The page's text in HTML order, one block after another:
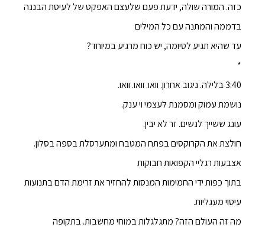
כזה. המורה שולה, ידעת פעם שלעצם האפקט של לעיסת הבננה
בדממה והמתנה עם כל המילים
עד שהיא תגיע לסיומה, יש כוח מרגיע במיוחד?
*
3:40 בלילה. ניגוב אחרון. וואו. וואו. וואו.
נושמת עמוק ומסמנת לעצמי וי ענק.
עונג ששייך לנשים. זר לא יבין.
חולצת את הקרוקסים בפתח המטבח ומתערסלת בספה בסלון.
אצבעות רגליי הקפואות חבוקות
בתוך כפות ידי החמימות המנסות להחזיר את זרימת הדם בתנועות
עיסוי מעגליות.
מה זה העולם הזה? מתגלגלות במוחי מחשבות. בתקופה